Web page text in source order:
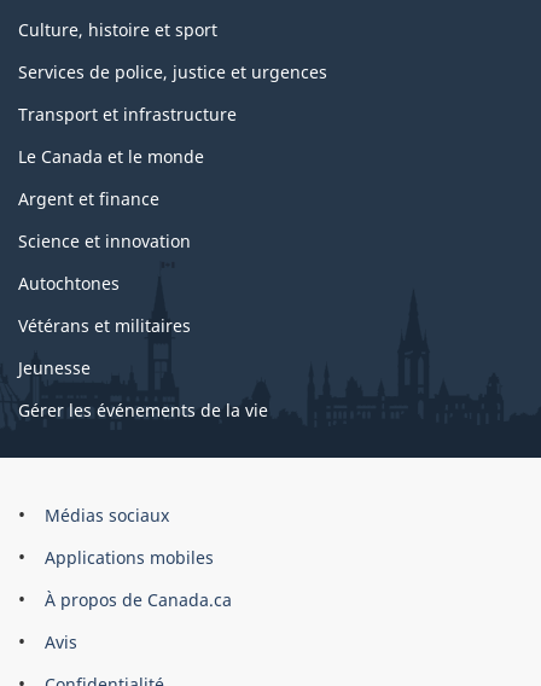
Culture, histoire et sport
Services de police, justice et urgences
Transport et infrastructure
Le Canada et le monde
Argent et finance
Science et innovation
Autochtones
Vétérans et militaires
Jeunesse
Gérer les événements de la vie
Organisation
gouvernement
du
Canada
Médias sociaux
Applications mobiles
À propos de Canada.ca
Avis